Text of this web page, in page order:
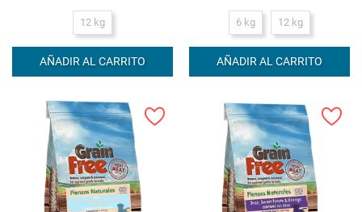
12 kg
AÑADIR AL CARRITO
6 kg 12 kg
AÑADIR AL CARRITO